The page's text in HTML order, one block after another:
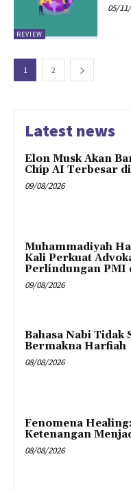
REVIEW
05/
1 2
Latest news
Elon Musk Akan
Chip AI Terbesar
09/08/2026
Muhammadiyah
Kali Perkuat
Perlindungan PMI
09/08/2026
Bahasa Nabi Tidak
Bermakna Harfiah
08/08/2026
Fenomena
Ketenangan
08/08/2026